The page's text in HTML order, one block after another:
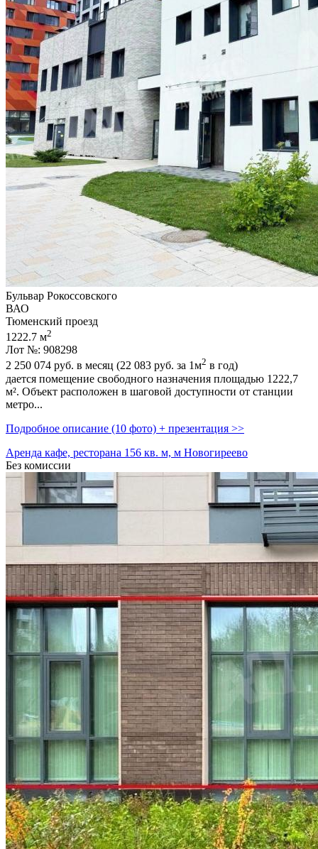
Бульвар Рокоссовского
ВАО
Тюменский проезд
1222.7 м2
Лот №: 908298
2 250 074 руб. в месяц (22 083 руб. за 1м2 в год)
дается помещение свободного назначения площадью 1222,­7
м². Объект расположен в шаговой доступности от станции
метро...
Подробное описание (10 фото) + презентация >>
Аренда кафе, ресторана 156 кв. м, м Новогиреево
Без комиссии